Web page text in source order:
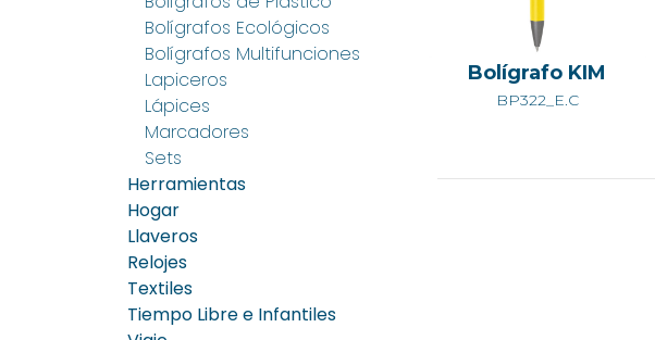
Bolígrafos Ecológicos
Bolígrafos Multifunciones
Lapiceros
Lápices
Marcadores
Sets
Herramientas
Hogar
Llaveros
Relojes
Textiles
Tiempo Libre e Infantiles
Bolígrafo KIM
BP322_E.C